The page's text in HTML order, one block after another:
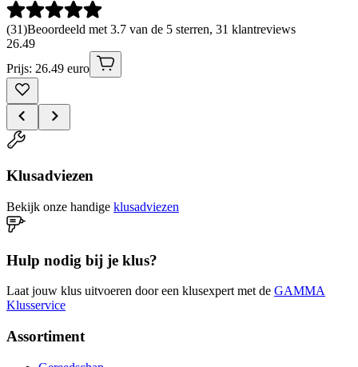
(31)Beoordeeld met 3.7 van de 5 sterren, 31 klantreviews
26.49
Prijs: 26.49 euro
Klusadviezen
Bekijk onze handige klusadviezen
Hulp nodig bij je klus?
Laat jouw klus uitvoeren door een klusexpert met de GAMMA
Klusservice
Assortiment